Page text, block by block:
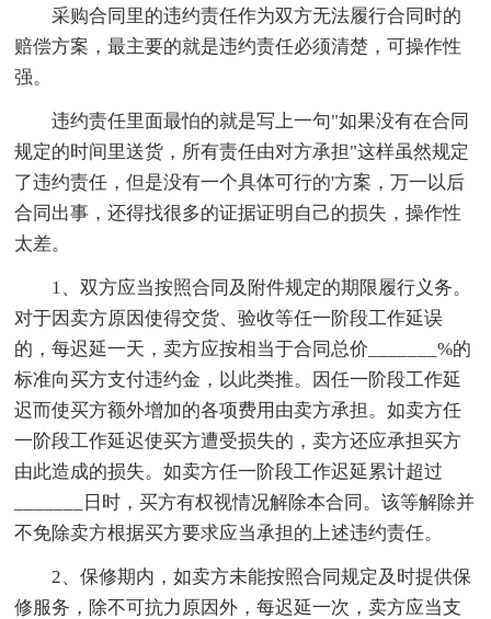
采购合同里的违约责任作为双方无法履行合同时的
赔偿方案，最主要的就是违约责任必须清楚，可操作性
强。
违约责任里面最怕的就是写上一句"如果没有在合同
规定的时间里送货，所有责任由对方承担"这样虽然规定
了违约责任，但是没有一个具体可行的'方案，万一以后
合同出事，还得找很多的证据证明自己的损失，操作性
太差。
1、双方应当按照合同及附件规定的期限履行义务。
对于因卖方原因使得交货、验收等任一阶段工作延误
的，每迟延一天，卖方应按相当于合同总价_______%的
标准向买方支付违约金，以此类推。因任一阶段工作延
迟而使买方额外增加的各项费用由卖方承担。如卖方任
一阶段工作延迟使买方遭受损失的，卖方还应承担买方
由此造成的损失。如卖方任一阶段工作迟延累计超过
_______日时，买方有权视情况解除本合同。该等解除并
不免除卖方根据买方要求应当承担的上述违约责任。
2、保修期内，如卖方未能按照合同规定及时提供保
修服务，除不可抗力原因外，每迟延一次，卖方应当支